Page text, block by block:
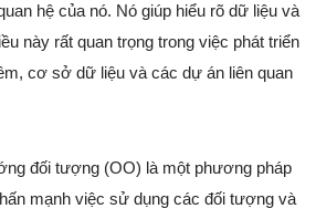
hệ của nó. Nó giúp hiểu rõ dữ liệu và
này rất quan trọng trong việc phát triển
cơ sở dữ liệu và các dự án liên quan
đối tượng (OO) là một phương pháp
mạnh việc sử dụng các đối tượng và